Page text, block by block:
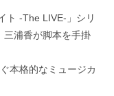
ト -The LIVE-」シリ
三浦香が脚本を手掛
本格的なミュージカ